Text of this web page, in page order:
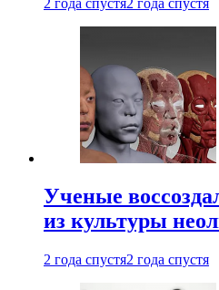
Ученые
из культуры
2 года спустя2 года спустя